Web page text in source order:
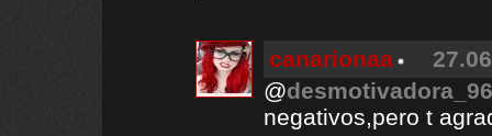
canarionaa
@desmotivadora_96
negativos,pero t